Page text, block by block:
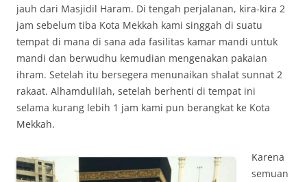
jauh dari Masjidil Haram. Di tengah perjalanan, kira-kira 2
jam sebelum tiba Kota Mekkah kami singgah di suatu
tempat di mana di sana ada fasilitas kamar mandi untuk
mandi dan berwudhu kemudian mengenakan pakaian
ihram. Setelah itu bersegera menunaikan shalat sunnat 2
rakaat. Alhamdulilah, setelah berhenti di tempat ini
selama kurang lebih 1 jam kami pun berangkat ke Kota
Mekkah.
Karena
semuan